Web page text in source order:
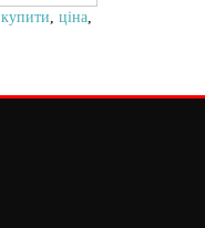
купити, ціна,